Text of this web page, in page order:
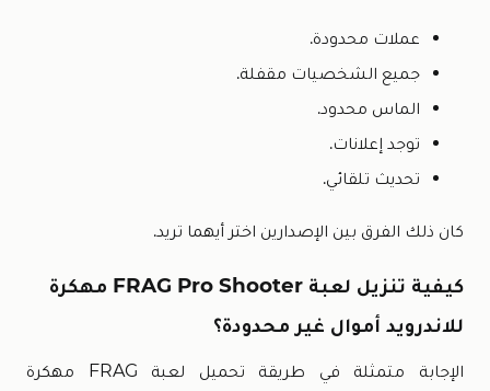
عملات محدودة.
جميع الشخصيات مقفلة.
الماس محدود.
توجد إعلانات.
تحديث تلقائي.
كان ذلك الفرق بين الإصدارين اختر أيهما تريد.
كيفية تنزيل لعبة FRAG Pro Shooter مهكرة
للاندرويد أموال غير محدودة؟
الإجابة متمثلة في طريقة تحميل لعبة FRAG مهكرة